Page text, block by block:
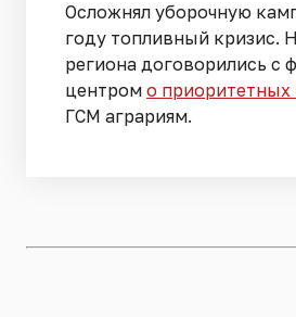
Осложнял уборочную
году топливный кризис.
региона договорились с
центром о приоритетных
ГСМ аграриям.